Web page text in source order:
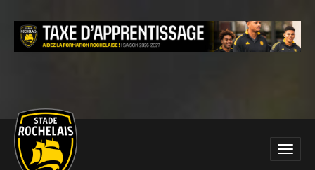
Main
site
Toggle